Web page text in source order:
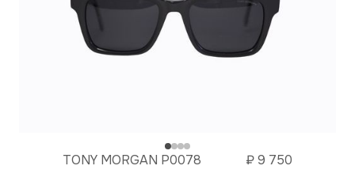
TONY MORGAN P0078 ₽9 750